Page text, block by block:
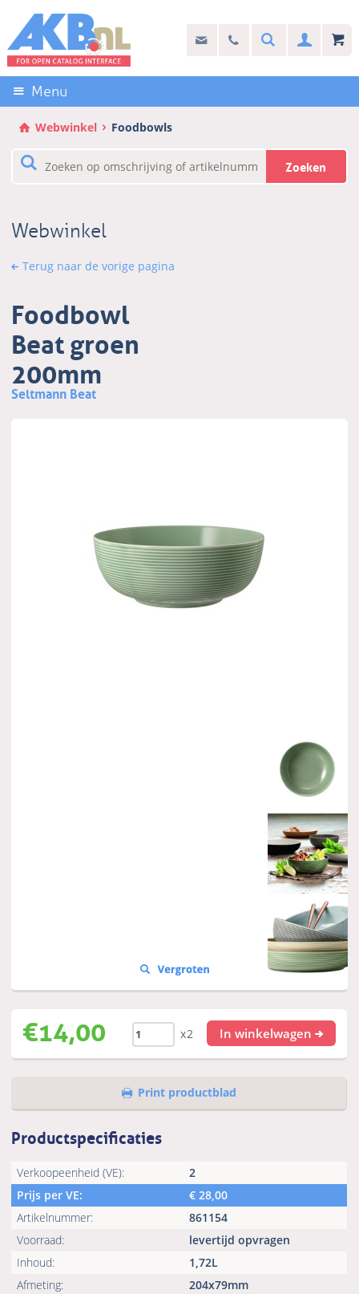
links
over
Direct
naar
de
inhoud
naar
info@akb.nl
Stel uw vraag
030 69 50 814Search
Menu
Webwinkel Foodbowls
Zoeken
Webwinkel
Terug naar de vorige pagina
Foodbowl
Beat groen
200mm
Seltmann Beat
€14,00 x2 In winkelwagen
Print productblad
Productspecificaties
Verkoopeenheid (VE):
2
Prijs per VE:
€28,00
Artikelnummer:
861154
Voorraad:
levertijd opvragen
Inhoud:
1,72L
Afmeting:
204x79mm